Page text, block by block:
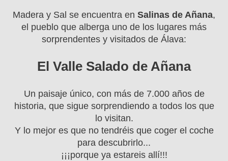
Madera y Sal se encuentra en Salinas de Añana,
el pueblo que alberga uno de los lugares más
sorprendentes y visitados de Álava:
El Valle Salado de Añana
Un paisaje único, con más de 7.000 años de
historia, que sigue sorprendiendo a todos los que
lo visitan.
Y lo mejor es que no tendréis que coger el coche
para descubrirlo...
¡¡¡porque ya estareis allí!!!